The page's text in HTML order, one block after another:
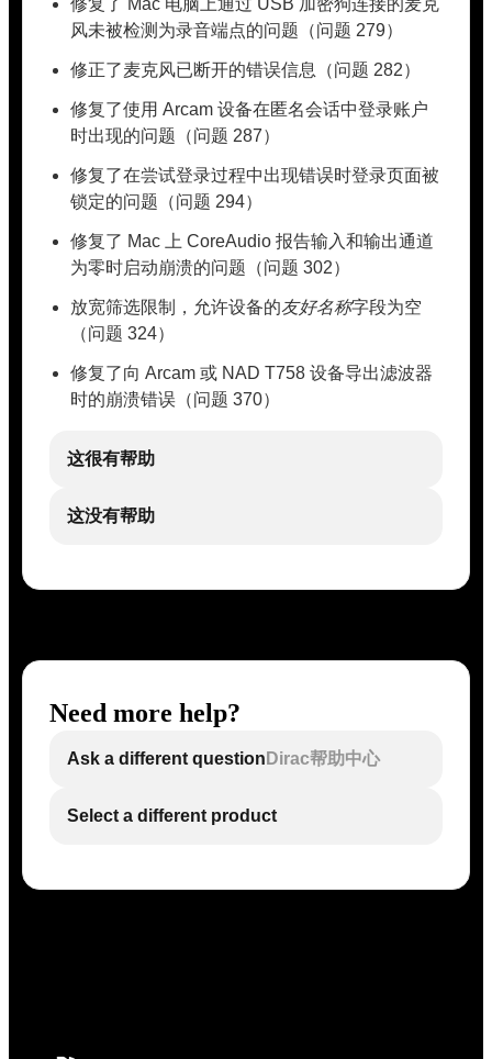
修复了 Mac 电脑上通过 USB 加密狗连接的麦克
风未被检测为录音端点的问题（问题 279）
修正了麦克风已断开的错误信息（问题 282）
修复了使用 Arcam 设备在匿名会话中登录账户
时出现的问题（问题 287）
修复了在尝试登录过程中出现错误时登录页面被
锁定的问题（问题 294）
修复了 Mac 上 CoreAudio 报告输入和输出通道
为零时启动崩溃的问题（问题 302）
放宽筛选限制，允许设备的友好名称字段为空
（问题 324）
修复了向 Arcam 或 NAD T758 设备导出滤波器
时的崩溃错误（问题 370）
这很有帮助
这没有帮助
Need more help?
Ask a different question Dirac帮助中心
Select a different product